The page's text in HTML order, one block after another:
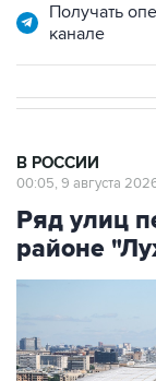
Получать
канале
В РОССИИ
00:05, 9 августа
Ряд улиц
районе